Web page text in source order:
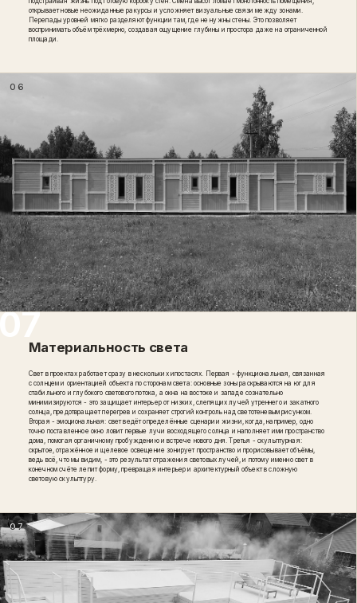
открывает новые неожиданные ракурсы и усложняет визуальные связи между зонами.
Перепады уровней мягко разделяют функции там, где не нужны стены. Это позволяет
воспринимать объём трёхмерно, создавая ощущение глубины и простора даже на ограниченной
площади.
06
Материальность света
Свет в проектах работает сразу в нескольких ипостасях. Первая - функциональная, связанная
с солнцем и ориентацией объекта по сторонам света: основные зоны раскрываются на юг для
стабильного и глубокого светового потока, а окна на востоке и западе сознательно
минимизируются - это защищает интерьер от низких, слепящих лучей утреннего и закатного
солнца, предотвращает перегрев и сохраняет строгий контроль над светотеневым рисунком.
Вторая - эмоциональная: свет ведёт определённые сценарии жизни, когда, например, одно
точно поставленное окно ловит первые лучи восходящего солнца и наполняет ими пространство
дома, помогая органичному пробуждению и встрече нового дня. Третья - скульптурная:
скрытое, отражённое и щелевое освещение зонирует пространство и прорисовывает объёмы,
ведь всё, что мы видим, - это результат отражения световых лучей, и потому именно свет в
конечном счёте лепит форму, превращая интерьер и архитектурный объект в сложную
световую скульптуру.
07